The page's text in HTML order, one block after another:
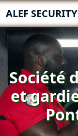
ALEF SECURITY
Société
et